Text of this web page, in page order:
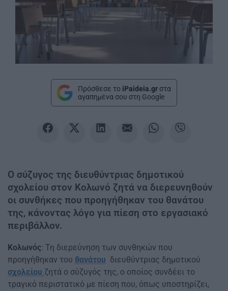
Πρόσθεσε το iPaideia.gr στα
αγαπημένα σου στη Google
Ο σύζυγος της διευθύντριας δημοτικού
σχολείου στον Κολωνό ζητά να διερευνηθούν
οι συνθήκες που προηγήθηκαν του θανάτου
της, κάνοντας λόγο για πίεση στο εργασιακό
περιβάλλον.
Κολωνός: Τη διερεύνηση των συνθηκών που
προηγήθηκαν του θανάτου διευθύντριας δημοτικού
σχολείου ζητά ο σύζυγός της, ο οποίος συνδέει το
τραγικό περιστατικό με πίεση που, όπως υποστηρίζει,